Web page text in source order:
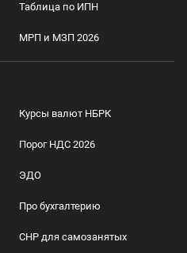
Таблица по ИПН
МРП и МЗП 2026
Курсы валют НБРК
Порог НДС 2026
ЭДО
Про бухгалтерию
СНР для самозанятых